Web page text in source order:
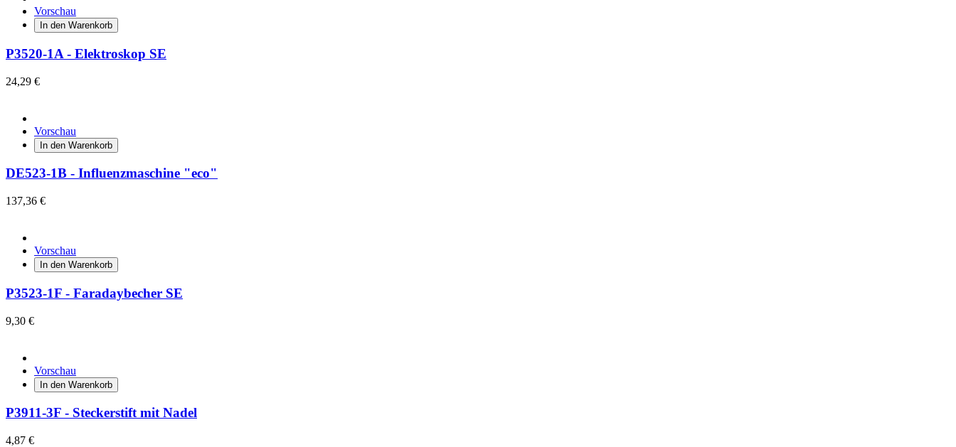
Vorschau
In den Warenkorb
P3520-1A - Elektroskop SE
24,29 €
Vorschau
In den Warenkorb
DE523-1B - Influenzmaschine "eco"
137,36 €
Vorschau
In den Warenkorb
P3523-1F - Faradaybecher SE
9,30 €
Vorschau
In den Warenkorb
P3911-3F - Steckerstift mit Nadel
4,87 €